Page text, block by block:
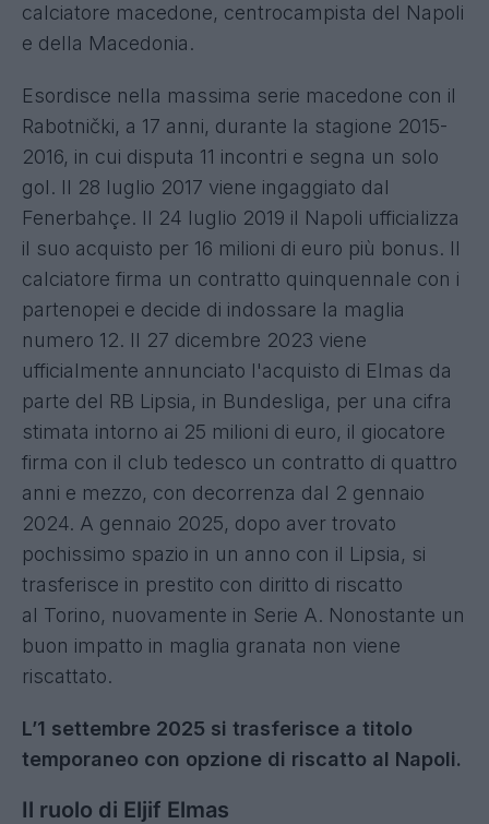
calciatore macedone, centrocampista del Napoli
e della Macedonia.
Esordisce nella massima serie macedone con il
Rabotnički, a 17 anni, durante la stagione 2015-
2016, in cui disputa 11 incontri e segna un solo
gol. Il 28 luglio 2017 viene ingaggiato dal
Fenerbahçe. Il 24 luglio 2019 il Napoli ufficializza
il suo acquisto per 16 milioni di euro più bonus. Il
calciatore firma un contratto quinquennale con i
partenopei e decide di indossare la maglia
numero 12. Il 27 dicembre 2023 viene
ufficialmente annunciato l'acquisto di Elmas da
parte del RB Lipsia, in Bundesliga, per una cifra
stimata intorno ai 25 milioni di euro, il giocatore
firma con il club tedesco un contratto di quattro
anni e mezzo, con decorrenza dal 2 gennaio
2024. A gennaio 2025, dopo aver trovato
pochissimo spazio in un anno con il Lipsia, si
trasferisce in prestito con diritto di riscatto
al Torino, nuovamente in Serie A. Nonostante un
buon impatto in maglia granata non viene
riscattato.
L’1 settembre 2025 si trasferisce a titolo
temporaneo con opzione di riscatto al Napoli.
Il ruolo di Eljif Elmas